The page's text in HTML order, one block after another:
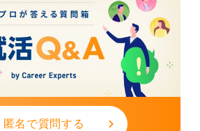
匿名で質問する